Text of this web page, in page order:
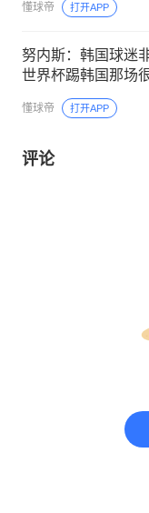
懂球帝 打开APP
努内斯：韩国球迷
世界杯踢韩国那场
懂球帝 打开APP
评论